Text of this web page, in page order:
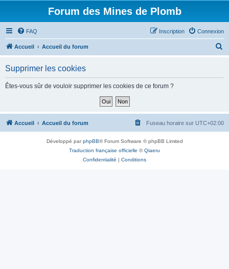
Forum des Mines de Plomb
FAQ Connexion
Inscription
Accueil Accueil du forum
h
Supprimer les cookies
Êtes-vous sûr de vouloir supprimer les cookies de ce forum ?
Accueil Accueil du forum Fuseau horaire sur UTC+02:00
Développé parphpBB® Forum Software © phpBB Limited
Traduction française officielle ©Qiaeru
Confidentialité | Conditions